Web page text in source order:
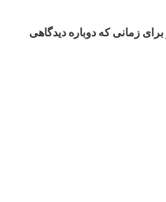
زمانی که دوباره دیدگاهی